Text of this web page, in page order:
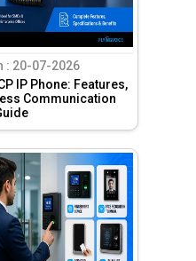
: 20-07-2026
IP Phone: Features,
Communication